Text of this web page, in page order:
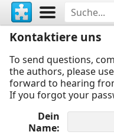
Kontaktiere uns
To send questions,
the authors, please
forward to hearing
If you forgot your
Dein
Name